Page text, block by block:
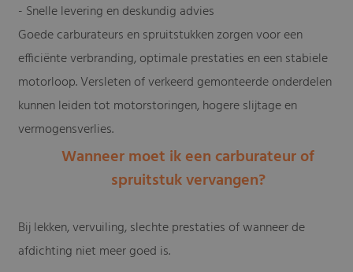
- Snelle levering en deskundig advies
Goede carburateurs en spruitstukken zorgen voor een
efficiënte verbranding, optimale prestaties en een stabiele
motorloop. Versleten of verkeerd gemonteerde onderdelen
kunnen leiden tot motorstoringen, hogere slijtage en
vermogensverlies.
Wanneer moet ik een carburateur of
spruitstuk vervangen?
Bij lekken, vervuiling, slechte prestaties of wanneer de
afdichting niet meer goed is.